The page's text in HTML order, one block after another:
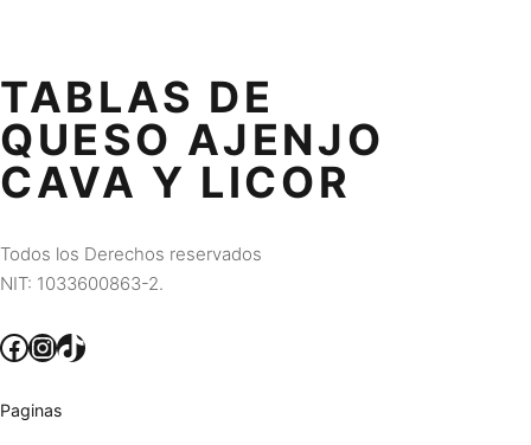
TABLAS DE
QUESO AJENJO
CAVA Y LICOR
Todos los Derechos reservados
NIT: 1033600863-2.
Facebook InstagramTikTok
Paginas